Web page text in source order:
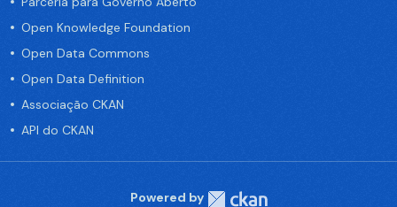
Open Knowledge Foundation
Open Data Commons
Open Data Definition
Associação CKAN
API do CKAN
Powered by